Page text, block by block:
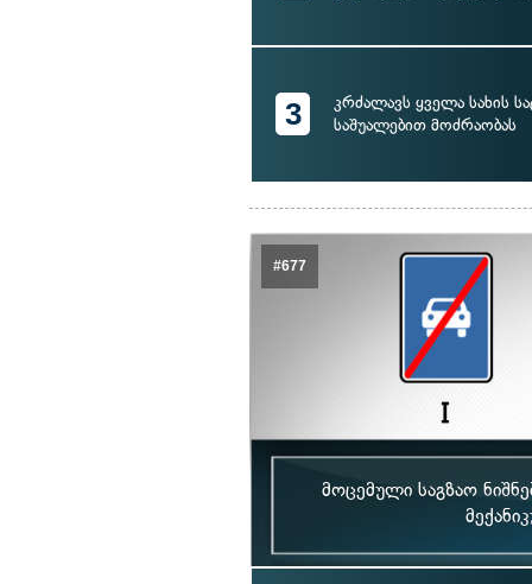
3
კრძალავს ყველა სახის
საშუალებით მოძრაობას
#677
მოცემული საგზაო